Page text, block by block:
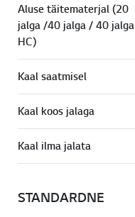
Aluse täitematerjal (20
jalga /40 jalga / 40 jalga
HC)
Kaal saatmisel
Kaal koos jalaga
Kaal ilma jalata
STANDARDNE